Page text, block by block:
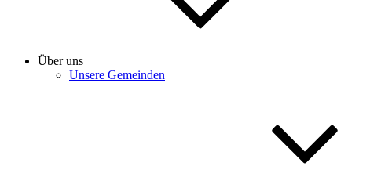
Über uns
Unsere Gemeinden